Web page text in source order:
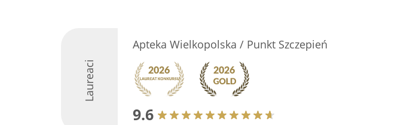
Laureaci
Apteka Wielkopolska / Punkt Szczepień
9.6